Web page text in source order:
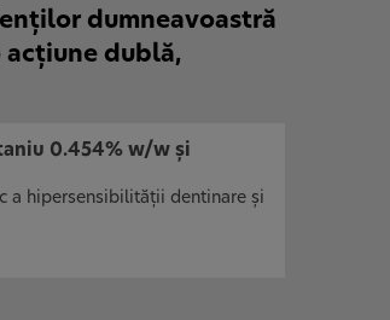
dumneavoastră
dublă,
0.454% w/w şi
a hipersensibilităţii dentinare şi